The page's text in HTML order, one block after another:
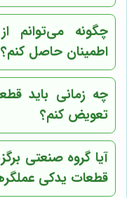
چگونه می‌توانم
اطمینان حاصل کنم؟
چه زمانی باید
تعویض کنم؟
آیا گروه صنعتی
قطعات یدکی